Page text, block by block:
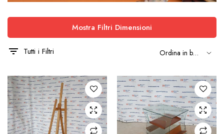
Mostra Filtri Dimensioni
Tutti i Filtri